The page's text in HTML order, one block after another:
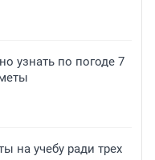
узнать по погоде 7
на учебу ради трех